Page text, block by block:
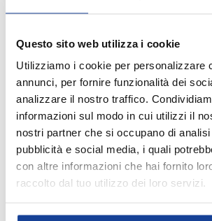
Questo sito web utilizza i cookie
Utilizziamo i cookie per personalizzare
annunci, per fornire funzionalità dei
analizzare il nostro traffico.
informazioni sul modo in cui utilizzi il
nostri partner che si occupano di
pubblicità e social media, i quali
con altre informazioni che hai fornito
raccolto dal tuo utilizzo dei loro servizi.
-
Aggiungi ai Preferiti
Spedizione e consegna
DESCRIZIONE